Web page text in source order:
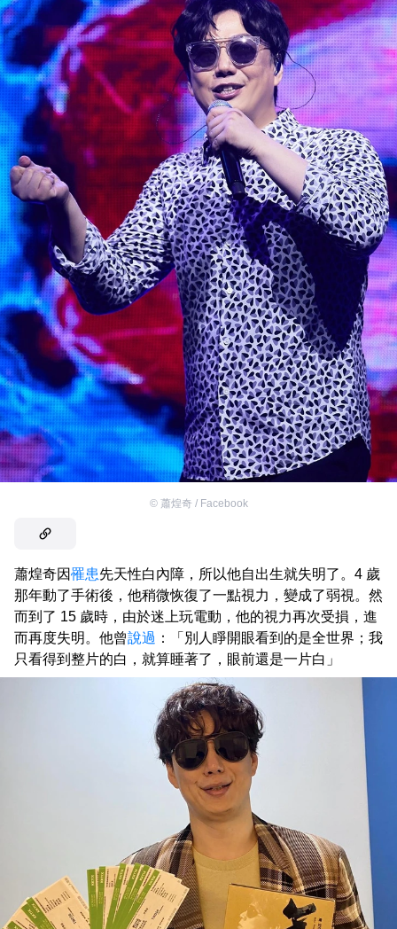
© 蕭煌奇 / Facebook
蕭煌奇因罹患先天性白內障，所以他自出生就失明了。4 歲
那年動了手術後，他稍微恢復了一點視力，變成了弱視。然
而到了 15 歲時，由於迷上玩電動，他的視力再次受損，進
而再度失明。他曾說過 ：「別人睜開眼看到的是全世界；我
只看得到整片的白，就算睡著了，眼前還是一片白」